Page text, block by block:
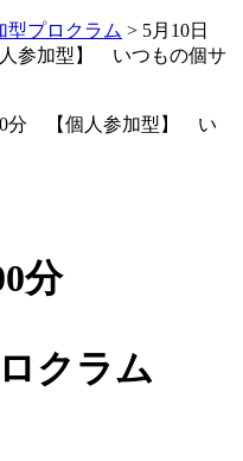
型プロクラム > 5月10日
参加型】 いつもの個サ
分
クラム